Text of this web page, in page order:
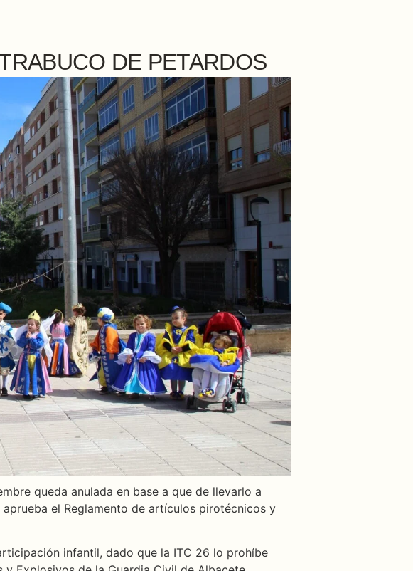
DE PETARDOS
queda anulada en base a que de llevarlo a
el Reglamento de artículos pirotécnicos y
infantil, dado que la ITC 26 lo prohíbe